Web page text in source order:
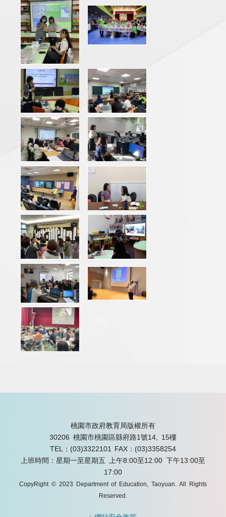
桃園市政府教育局版權所有
30206 桃園市桃園區縣府路1號14, 15樓
TEL：(03)3322101
FAX：(03)3358254
上班時間：星期一至星期五 上午8:00至12:00 下午13:00至
17:00
CopyRight © 2023 Department of Education, Taoyuan. All Rights
Reserved.